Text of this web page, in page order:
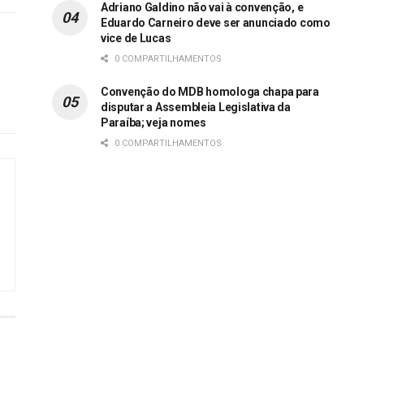
Adriano Galdino não vai à convenção, e
Eduardo Carneiro deve ser anunciado como
vice de Lucas
0 COMPARTILHAMENTOS
Convenção do MDB homologa chapa para
disputar a Assembleia Legislativa da
Paraíba; veja nomes
0 COMPARTILHAMENTOS